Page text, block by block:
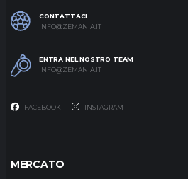
CONTATTACI
INFO@ZEMANIA.IT
ENTRA NEL NOSTRO TEAM
INFO@ZEMANIA.IT
FACEBOOK INSTAGRAM
MERCATO